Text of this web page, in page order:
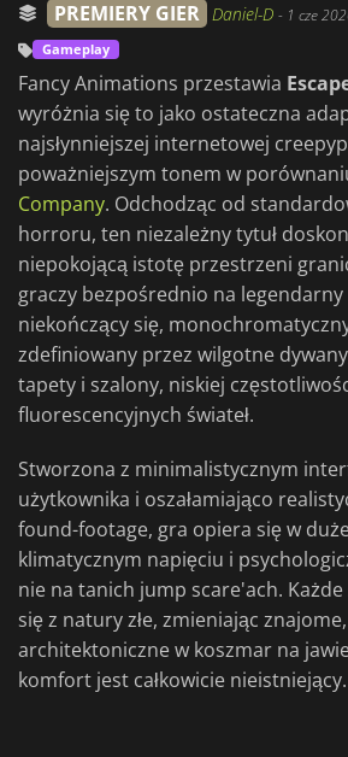
PREMIERY GIER Daniel-D - 1 cze
Gameplay
Fancy Animations przestawia
wyróżnia się to jako ostateczna
najsłynniejszej internetowej
poważniejszym tonem w
Company. Odchodząc od
horroru, ten niezależny tytuł
niepokojącą istotę przestrzeni
graczy bezpośrednio na legendarny
niekończący się,
zdefiniowany przez wilgotne
tapety i szalony, niskiej
fluorescencyjnych świateł.
Stworzona z minimalistycznym
użytkownika i oszałamiająco
found-footage, gra opiera się w
klimatycznym napięciu i
nie na tanich jump scare'ach.
się z natury złe, zmieniając
architektoniczne w koszmar na
komfort jest całkowicie nieistniejący.